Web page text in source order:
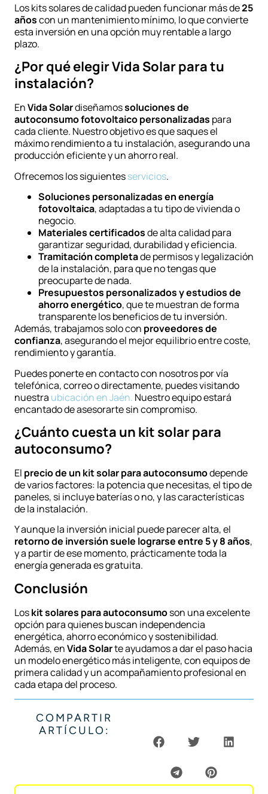
Los kits solares de calidad pueden funcionar más de25
añoscon un mantenimiento mínimo, lo que convierte
esta inversión en una opción muy rentable a largo
plazo.
¿Por qué elegir Vida Solar para tu
instalación?
EnVida Solardiseñamossoluciones de
autoconsumo fotovoltaico personalizadas para
cada cliente. Nuestro objetivo es que saques el
máximo rendimiento a tu instalación, asegurando una
producción eficiente y un ahorro real.
Ofrecemos los siguientesservicios.
Soluciones personalizadas en energía
fotovoltaica, adaptadas a tu tipo de vivienda o
negocio.
Materiales certificadosde alta calidad para
garantizar seguridad, durabilidad y eficiencia.
Tramitación completade permisos y legalización
de la instalación, para que no tengas que
preocuparte de nada.
Presupuestos personalizados y estudios de
ahorro energético, que te muestran de forma
transparente los beneficios de tu inversión.
Además, trabajamos solo con proveedores de
confianza, asegurando el mejor equilibrio entre coste,
rendimiento y garantía.
Puedes ponerte en contacto con nosotros por vía
telefónica, correo o directamente, puedes visitando
nuestra ubicación en Jaén. Nuestro equipo estará
encantado de asesorarte sin compromiso.
¿Cuánto cuesta un kit solar para
autoconsumo?
El precio de un kit solar para autoconsumodepende
de varios factores: la potencia que necesitas, el tipo de
paneles, si incluye baterías o no, y las características
de la instalación.
Y aunque la inversión inicial puede parecer alta, el
retorno de inversión suele lograrse entre 5 y 8 años,
y a partir de ese momento, prácticamente toda la
energía generada es gratuita.
Conclusión
Loskit solares para autoconsumoson una excelente
opción para quienes buscan independencia
energética, ahorro económico y sostenibilidad.
Además, enVida Solarte ayudamos a dar el paso hacia
un modelo energético más inteligente, con equipos de
primera calidad y un acompañamiento profesional en
cada etapa del proceso.
COMPARTIR
ARTÍCULO: